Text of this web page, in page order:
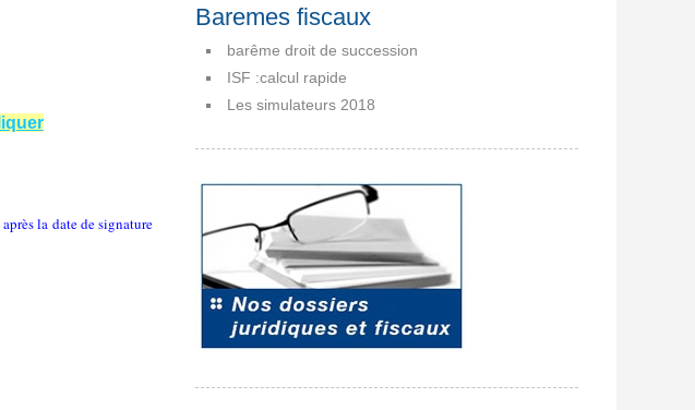
la date de signature
Baremes fiscaux
barême droit de succession
ISF :calcul rapide
Les simulateurs 2018